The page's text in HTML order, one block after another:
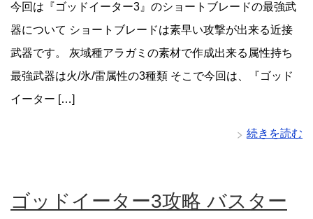
今回は『ゴッドイーター3』のショートブレードの最強武
器について ショートブレードは素早い攻撃が出来る近接
武器です。 灰域種アラガミの素材で作成出来る属性持ち
最強武器は火/氷/雷属性の3種類 そこで今回は、『ゴッド
イーター […]
続きを読む
ゴッドイーター3攻略 バスター